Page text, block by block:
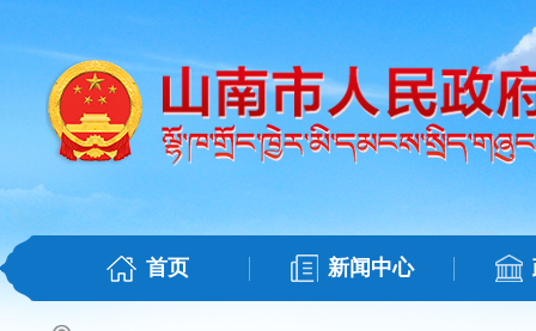
首页 新闻中心